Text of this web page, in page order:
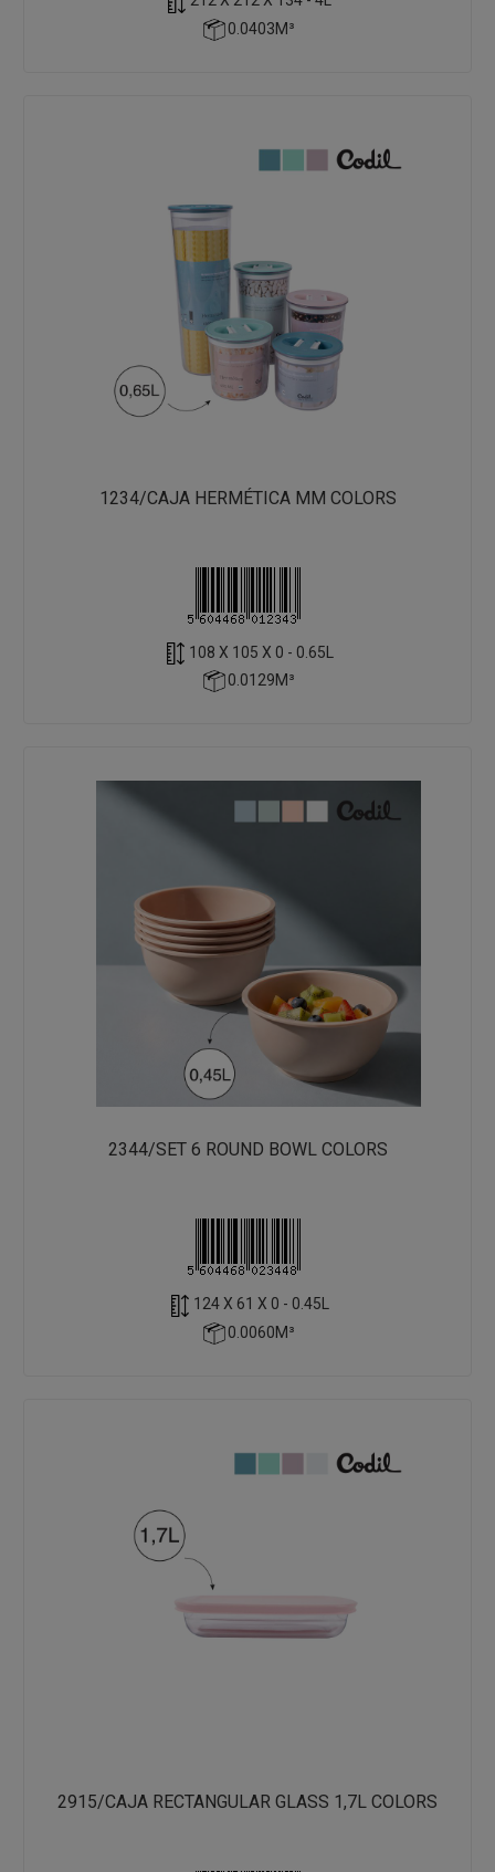
0.0403M³
1234/CAJA HERMÉTICA MM COLORS
108 X 105 X 0 - 0.65L
0.0129M³
2344/SET 6 ROUND BOWL COLORS
124 X 61 X 0 - 0.45L
0.0060M³
2915/CAJA RECTANGULAR GLASS 1,7L COLORS